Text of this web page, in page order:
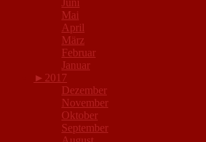
Juni
Mai
April
März
Februar
Januar
► 2017
Dezember
November
Oktober
September